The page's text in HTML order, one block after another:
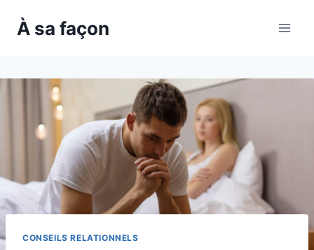
À sa façon
CONSEILS RELATIONNELS